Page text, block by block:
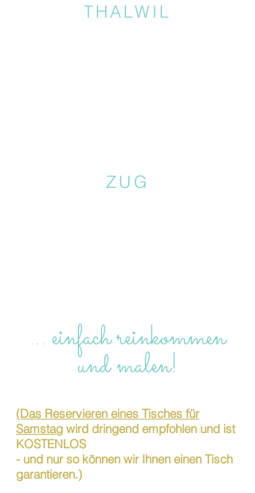
THALWIL
ZUG
… einfach reinkommen
und malen!
(Das Reservieren eines Tisches für
Samstag wird dringend empfohlen und ist
KOSTENLOS
- und nur so können wir Ihnen einen Tisch
garantieren.)